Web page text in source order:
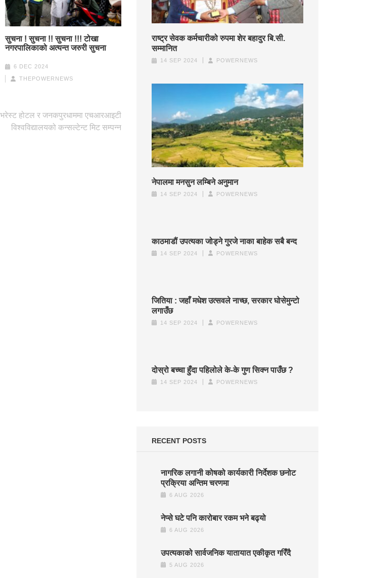
सुचना ! सुचना !! सुचना !!! टोखा
नगरपालिकाको अत्यन्त जरुरी सुचना
6 DEC 2024
THEPOWERNEWS
होटल र जनकपुरधाममा एचआरआइटी
विश्वविद्यालयको कन्सल्टेन्ट मिट सम्पन्न
राष्ट्र सेवक कर्मचारीको रुपमा शेर बहादुर बि.सी.
सम्मानित
14 SEP 2024 POWERNEWS
नेपालमा मनसुन लम्बिने अनुमान
14 SEP 2024 POWERNEWS
काठमाडौं उपत्यका जोड्ने गुरजे नाका बाहेक सबै बन्द
14 SEP 2024 POWERNEWS
जितिया : जहाँ मधेश उत्सवले नाच्छ, सरकार घोसेमुन्टो
लगाउँछ
14 SEP 2024 POWERNEWS
दोस्रो बच्चा हुँदा पहिलोले के-के गुण सिक्न पाउँछ ?
14 SEP 2024 POWERNEWS
RECENT POSTS
नागरिक लगानी कोषको कार्यकारी निर्देशक छनोट
प्रक्रिया अन्तिम चरणमा
6 AUG 2026
नेप्से घटे पनि कारोबार रकम भने बढ्यो
6 AUG 2026
उपत्यकाको सार्वजनिक यातायात एकीकृत गरिँदै
5 AUG 2026